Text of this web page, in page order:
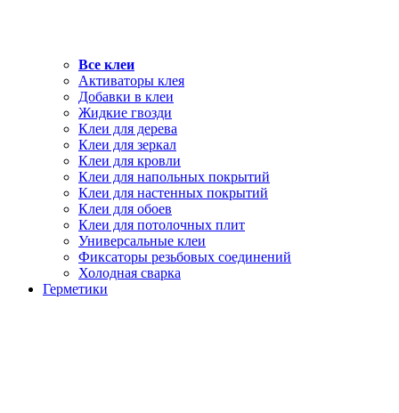
Все клеи
Активаторы клея
Добавки в клеи
Жидкие гвозди
Клеи для дерева
Клеи для зеркал
Клеи для кровли
Клеи для напольных покрытий
Клеи для настенных покрытий
Клеи для обоев
Клеи для потолочных плит
Универсальные клеи
Фиксаторы резьбовых соединений
Холодная сварка
Герметики